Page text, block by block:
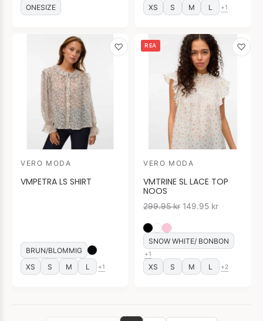
ONESIZE XS S M L +1
♡
VERO MODA
VMPETRA LS SHIRT
BRUN/BLOMMIG
XS
S M L +1
♡
REA
VERO MODA
VMTRINE SL LACE TOP
NOOS
299.95kr
Det
ursprungliga
priset
var:
299.95 kr.
149.95 kr
nuvarande
priset
är:
149.95 kr.
SNOW WHITE/ BONBON
+1
XS S M L +2